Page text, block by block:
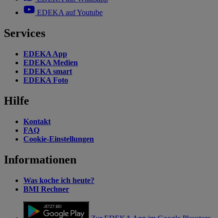
EDEKA auf Youtube
Services
EDEKA App
EDEKA Medien
EDEKA smart
EDEKA Foto
Hilfe
Kontakt
FAQ
Cookie-Einstellungen
Informationen
Was koche ich heute?
BMI Rechner